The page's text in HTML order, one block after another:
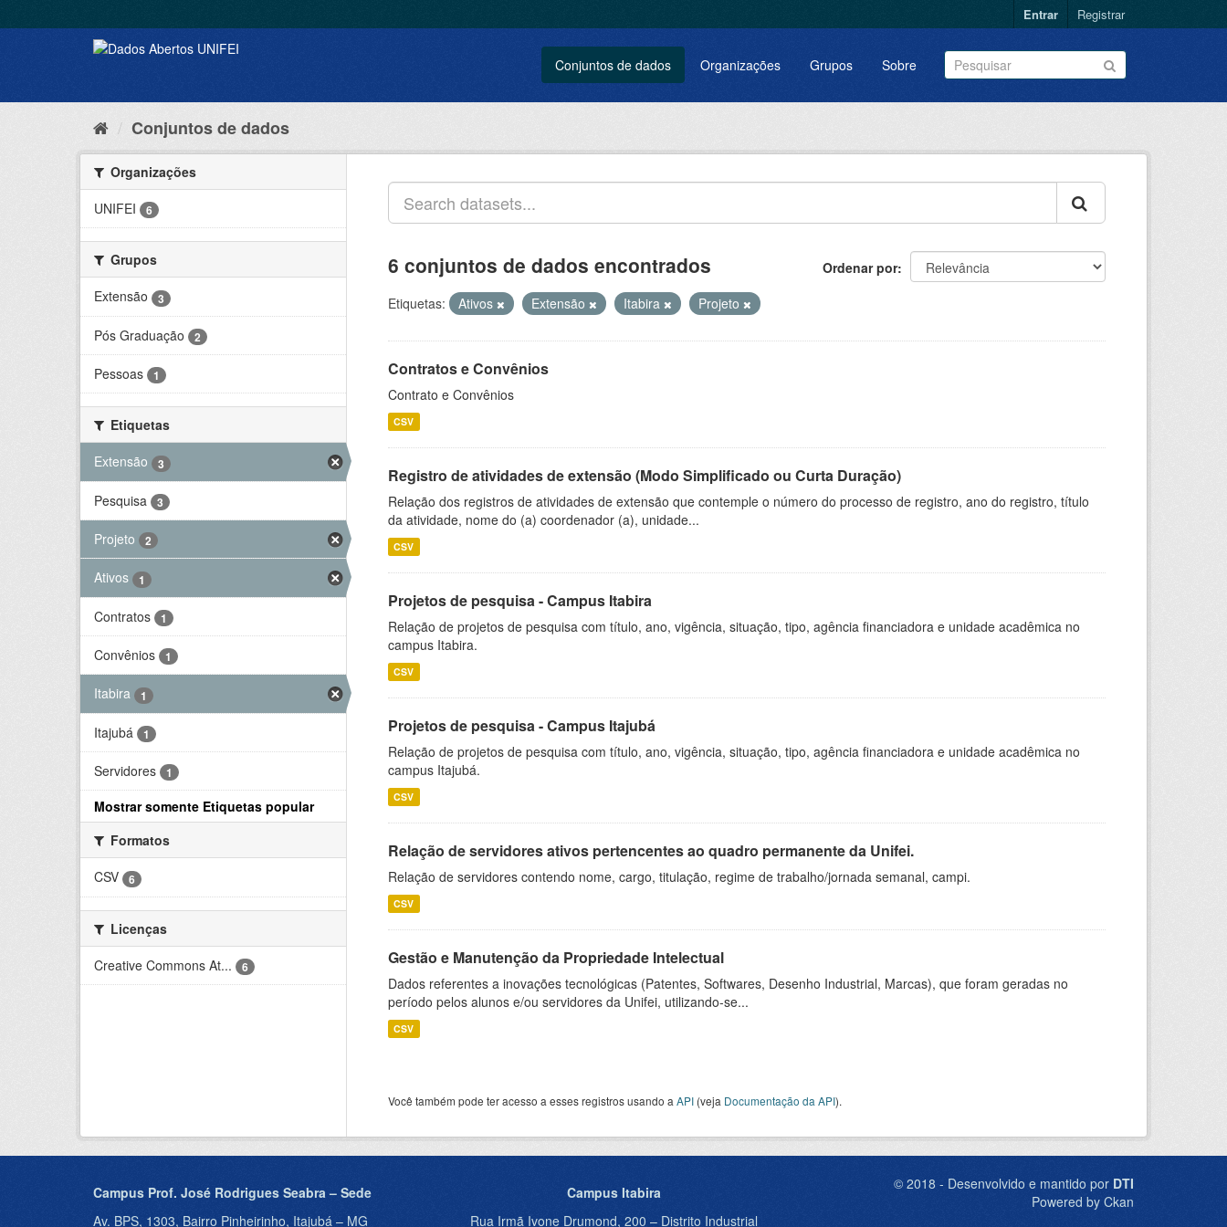
Entrar Registrar
Conjuntos de dados Organizações Grupos Sobre
Conjuntos de dados
Organizações
UNIFEI
6
Grupos
Extensão
3
Pós Graduação 2
Pessoas 1
Etiquetas
Extensão
3
Pesquisa 3
Projeto 2
Ativos 1
Contratos 1
Convênios 1
Itabira 1
Itajubá 1
Servidores 1
Mostrar somente Etiquetas popular
Formatos
CSV
6
Licenças
Creative Commons At...
6
Ordenar por
6 conjuntos de dados encontrados
Etiquetas: Ativos Extensão Itabira Projeto
Contratos e Convênios
Contrato e Convênios
CSV
Registro de atividades de extensão (Modo Simplificado ou Curta Duração)
Relação dos registros de atividades de extensão que contemple o número do processo de registro, ano do registro, título
da atividade, nome do (a) coordenador (a), unidade...
CSV
Projetos de pesquisa - Campus Itabira
Relação de projetos de pesquisa com título, ano, vigência, situação, tipo, agência financiadora e unidade acadêmica no
campus Itabira.
CSV
Projetos de pesquisa - Campus Itajubá
Relação de projetos de pesquisa com título, ano, vigência, situação, tipo, agência financiadora e unidade acadêmica no
campus Itajubá.
CSV
Relação de servidores ativos pertencentes ao quadro permanente da Unifei.
Relação de servidores contendo nome, cargo, titulação, regime de trabalho/jornada semanal, campi.
CSV
Gestão e Manutenção da Propriedade Intelectual
Dados referentes a inovações tecnológicas (Patentes, Softwares, Desenho Industrial, Marcas), que foram geradas no
período pelos alunos e/ou servidores da Unifei, utilizando-se...
CSV
Você também pode ter acesso a esses registros usando a API (veja Documentação da API).
Campus Prof. José Rodrigues Seabra – Sede
Av. BPS, 1303, Bairro Pinheirinho, Itajubá – MG
Campus Itabira
Rua Irmã Ivone Drumond, 200 – Distrito Industrial
© 2018 - Desenvolvido e mantido por DTI
Powered by Ckan